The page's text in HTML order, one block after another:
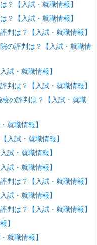
？【入試・就職情報】
？【入試・就職情報】
判は？【入試・就職情報】
の評判は？【入試・就職情
試・就職情報】
判は？【入試・就職情報】
の評判は？【入試・就職
就職情報】
入試・就職情報】
試・就職情報】
試・就職情報】
判は？【入試・就職情報】
試・就職情報】
判は？【入試・就職情報】
】
就職情報】